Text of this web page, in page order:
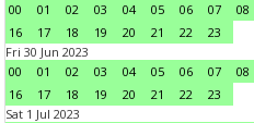
00
01 02 03 04 05 06 07 08
16
17 18 19 20 21 22
23
Fri 30 Jun 2023
00
01 02 03 04 05 06 07 08
16
17 18 19 20 21 22
23
Sat 1 Jul 2023